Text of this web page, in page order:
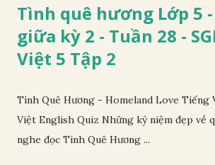
Tình quê hương Lớp 5
giữa kỳ 2 - Tuần 28 -
Việt 5 Tập 2
Tình Quê Hương - Homeland Love Tiếng
Việt English Quiz Những kỷ niệm đẹp về
nghe đọc Tình Quê Hương ...